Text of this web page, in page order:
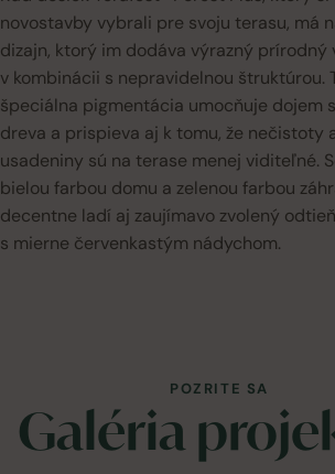
novostavby vybrali pre svoju terasu, má
dizajn, ktorý im dodáva výrazný prírodný
v kombinácii s nepravidelnou štruktúrou.
špeciálna pigmentácia umocňuje dojem
dreva a prispieva aj k tomu, že nečistoty
usadeniny sú na terase menej viditeľné.
bielou farbou domu a zelenou farbou
decentne ladí aj zaujímavo zvolený
s mierne červenkastým nádychom.
POZRITE SA
Galéria